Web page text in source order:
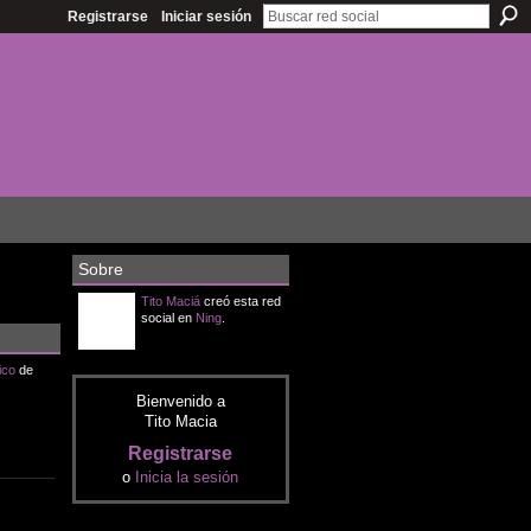
Registrarse Iniciar sesión
de
Sobre
Tito Maciácreó esta red
social en Ning.
Bienvenido a
Tito Macia
Registrarse
o Inicia la sesión